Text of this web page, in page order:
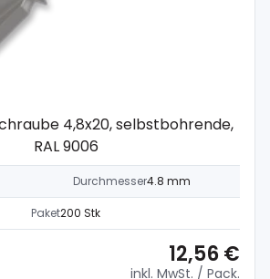
4,8x20, selbstbohrende,
RAL 9006
Durchmesser4.8 mm
Paket200 Stk
12,56 €
inkl. MwSt. / Pack.